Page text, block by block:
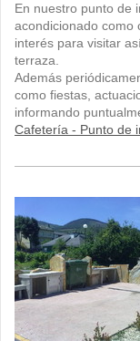
En nuestro punto de
acondicionado como
interés para visitar
terraza.
Además
como fiestas,
informando
Cafetería - Punto de